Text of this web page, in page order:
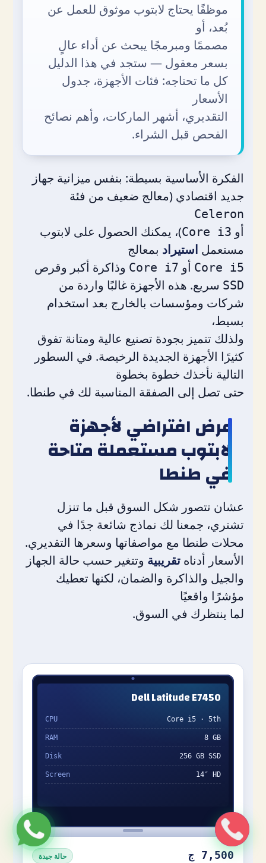
موظفًا يحتاج لابتوب موثوق للعمل عن
بُعد، أو
مصممًا ومبرمجًا يبحث عن أداء عالٍ
بسعر معقول — ستجد في هذا الدليل
كل ما تحتاجه: فئات الأجهزة، جدول
الأسعار
التقديري، أشهر الماركات، وأهم نصائح
الفحص قبل الشراء.
الفكرة الأساسية بسيطة: بنفس ميزانية جهاز
جديد اقتصادي (معالج ضعيف من فئة
Celeron
أو Core i3)، يمكنك الحصول على لابتوب
مستعمل استيراد بمعالج
Core i5 أو Core i7 وذاكرة أكبر وقرص
SSD سريع. هذه الأجهزة غالبًا واردة من
شركات ومؤسسات بالخارج بعد استخدام
بسيط،
ولذلك تتميز بجودة تصنيع عالية ومتانة تفوق
كثيرًا الأجهزة الجديدة الرخيصة. في السطور
التالية نأخذك خطوة بخطوة
حتى تصل إلى الصفقة المناسبة لك في طنطا.
عرض افتراضي لأجهزة
لابتوب مستعملة متاحة
في طنطا
عشان تتصور شكل السوق قبل ما تنزل
تشتري، جمعنا لك نماذج شائعة جدًا في
محلات طنطا مع مواصفاتها وسعرها التقديري.
الأسعار أدناهتقريبية وتتغير حسب حالة الجهاز
والجيل والذاكرة والضمان، لكنها تعطيك
مؤشرًا واقعيًا
لما ينتظرك في السوق.
Dell Latitude E7450
CPU Core i5 · 5th
RAM 8 GB
Disk 256 GB SSD
Screen 14″ HD
7,500 ج حالة جيدة